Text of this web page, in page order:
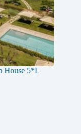
House 5*L